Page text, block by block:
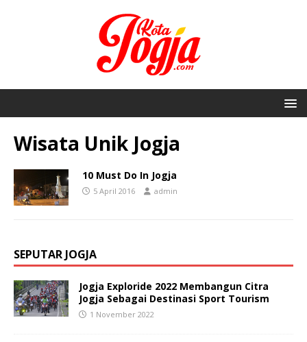
Wisata Unik Jogja
10 Must Do In Jogja
5 April 2016 admin
SEPUTAR JOGJA
Jogja Exploride 2022 Membangun Citra
Jogja Sebagai Destinasi Sport Tourism
1 November 2022